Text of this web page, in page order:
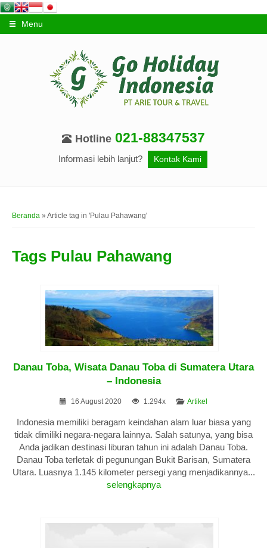
Menu
Hotline 021-88347537
Informasi lebih lanjut? Kontak Kami
Beranda » Article tag in 'Pulau Pahawang'
Tags Pulau Pahawang
Danau Toba, Wisata Danau Toba di Sumatera Utara
– Indonesia
16 August 2020 1.294x Artikel
Indonesia memiliki beragam keindahan alam luar biasa yang
tidak dimiliki negara-negara lainnya. Salah satunya, yang bisa
Anda jadikan destinasi liburan tahun ini adalah Danau Toba.
Danau Toba terletak di pegunungan Bukit Barisan, Sumatera
Utara. Luasnya 1.145 kilometer persegi yang menjadikannya...
selengkapnya